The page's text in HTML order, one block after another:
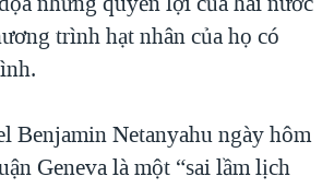
trình hạt nhân của họ có
Benjamin Netanyahu ngày hôm
Geneva là một “sai lầm lịch